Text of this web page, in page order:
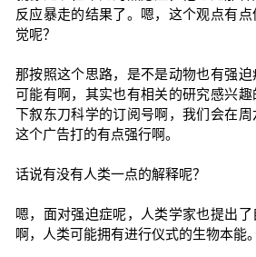
反应暴走的结果了。嗯，这个观点有
觉呢？
那按照这个思路，是不是动物也有强
可能有啊，其实也有相关的研究感兴
下叙东刀科学的订阅号啊，我们会在
这个广告打的有点强行啊。
话说有没有人类一点的解释呢？
嗯，面对强迫症呢，人类学家也提出
啊，人类可能拥有进行仪式的生物本能。